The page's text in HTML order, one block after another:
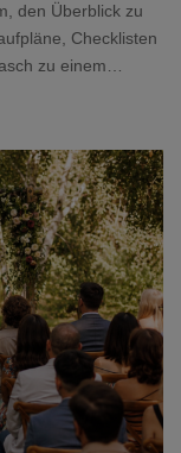
den Überblick zu
Checklisten
zu einem
vor einem Event